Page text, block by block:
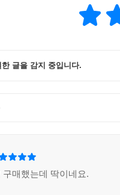
한 글을 감지 중입니다.
매했는데 딱이네요.